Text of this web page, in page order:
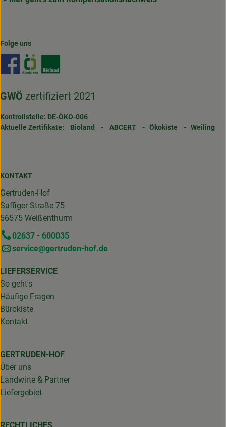
Folge uns
Externer Link zu https://www.facebook.com/
GWÖ zertifiziert 2021
Kontrollstelle: DE-ÖKO-006
Aktuelle Zertifikate: Bioland - ABCERT - Ökokiste - Weiling
KONTAKT
Gertruden-Hof
Saffiger Straße 75
56575 Weißenthurm
02637 - 600035
service@gertruden-hof.de
LIEFERSERVICE
So geht's
Häufige Fragen
Bürokiste
Kontakt
GERTRUDEN-HOF
Über uns
Landwirte & Partner
Liefergebiet